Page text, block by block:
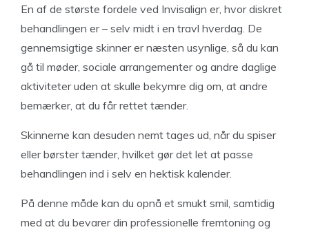
En af de største fordele ved Invisalign er, hvor diskret
behandlingen er – selv midt i en travl hverdag. De
gennemsigtige skinner er næsten usynlige, så du kan
gå til møder, sociale arrangementer og andre daglige
aktiviteter uden at skulle bekymre dig om, at andre
bemærker, at du får rettet tænder.
Skinnerne kan desuden nemt tages ud, når du spiser
eller børster tænder, hvilket gør det let at passe
behandlingen ind i selv en hektisk kalender.
På denne måde kan du opnå et smukt smil, samtidig
med at du bevarer din professionelle fremtoning og